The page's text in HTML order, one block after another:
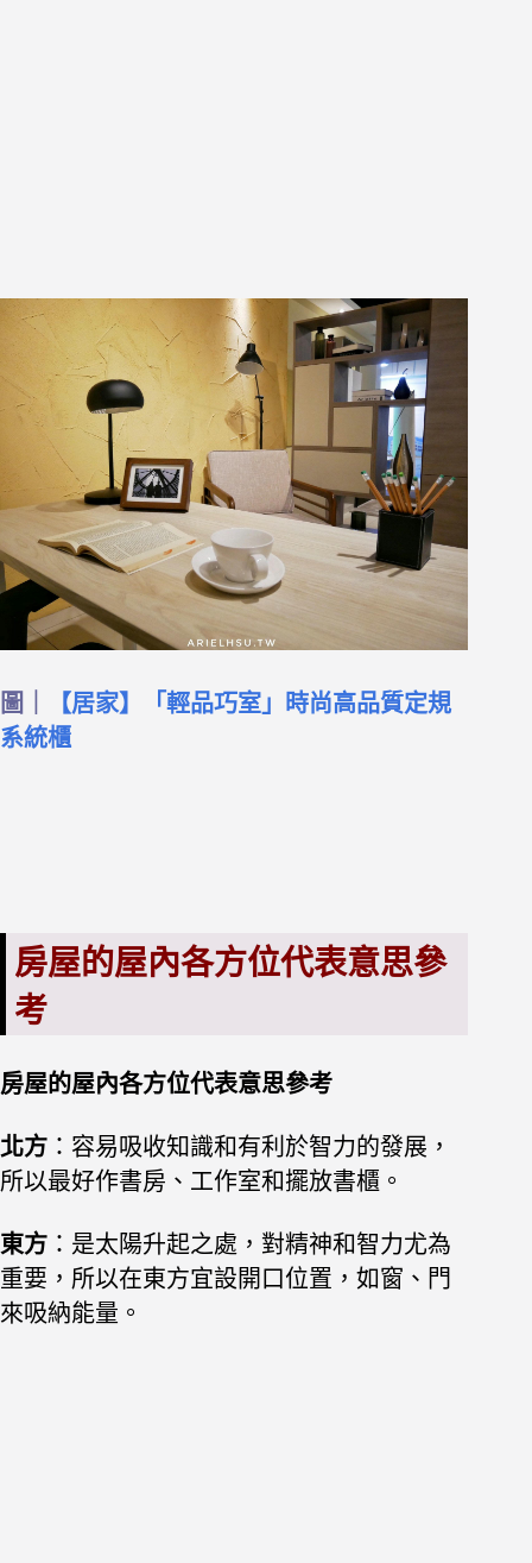
圖｜
【居家】「輕品巧室」時尚高品質定規
系統櫃
房屋的屋內各方位代表意思參
考
房屋的屋內各方位代表意思參考
北方 ：容易吸收知識和有利於智力的發展，
所以最好作書房、工作室和擺放書櫃。
東方 ：是太陽升起之處，對精神和智力尤為
重要，所以在東方宜設開口位置，如窗、門
來吸納能量。